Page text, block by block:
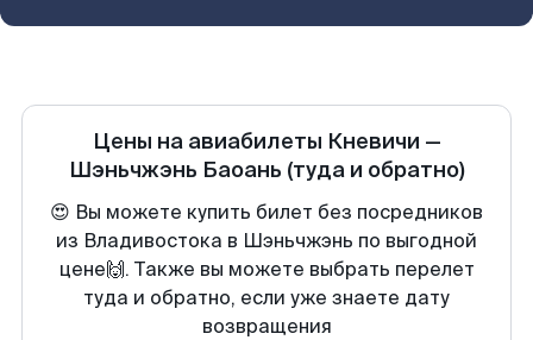
Цены на авиабилеты Кневичи —
Шэньчжэнь Баоань (туда и обратно)
😍 Вы можете купить билет без посредников
из Владивостока в Шэньчжэнь по выгодной
цене🙌. Также вы можете выбрать перелет
туда и обратно, если уже знаете дату
возвращения